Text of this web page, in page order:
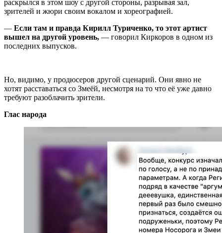
раскрылся в этом шоу с другой стороны, разрывая зал,
зрителей и жюри своим вокалом и хореографией.
— Если там и правда Кирилл Туриченко, то этот артист
вышел на другой уровень, — говорил Киркоров в одном из
последних выпусков.
Но, видимо, у продюсеров другой сценарий. Они явно не
хотят расставаться со Змеёй, несмотря на то что её уже давно
требуют разоблачить зрители.
Глас народа